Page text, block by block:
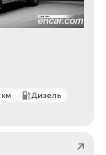
км
Дизель